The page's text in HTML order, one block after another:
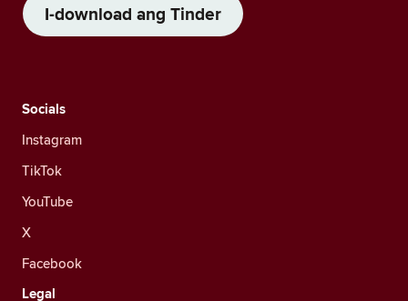
I-download ang Tinder
Socials
Instagram
TikTok
YouTube
X
Facebook
Legal